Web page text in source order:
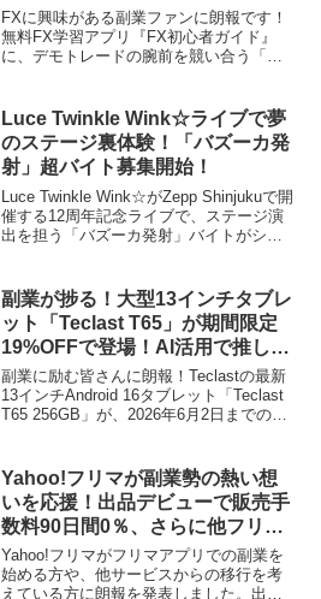
レードがもっと熱く、楽しくな
る！
FXに興味がある副業ファンに朗報です！
無料FX学習アプリ『FX初心者ガイド』
に、デモトレードの腕前を競い合う「リ
ながら、全国のライバルと切磋琢磨でき
るこの新機能で、あなたのFXスキルが飛
躍的にアップすること間違いなし！
Luce Twinkle Wink☆ライブで夢
のステージ裏体験！「バズーカ発
射」超バイト募集開始！
Luce Twinkle Wink☆がZepp Shinjukuで開
催する12周年記念ライブで、ステージ演
出を担う「バズーカ発射」バイトがシェ
豪華特典付きで、ファンには見逃せない
特別な体験が待っています。
副業が捗る！大型13インチタブレ
ット「Teclast T65」が期間限定
19%OFFで登場！AI活用で推し活
効率アップ！
副業に励む皆さんに朗報！Teclastの最新
13インチAndroid 16タブレット「Teclast
T65 256GB」が、2026年6月2日までの期
ー、そしてAI対応で、あなたの副業を強
力にサポートします。
Yahoo!フリマが副業勢の熱い想
いを応援！出品デビューで販売手
数料90日間0％、さらに他フリマ
実績も引き継ぎ可能に！
Yahoo!フリマがフリマアプリでの副業を
始める方や、他サービスからの移行を考
えている方に朗報を発表しました。出品